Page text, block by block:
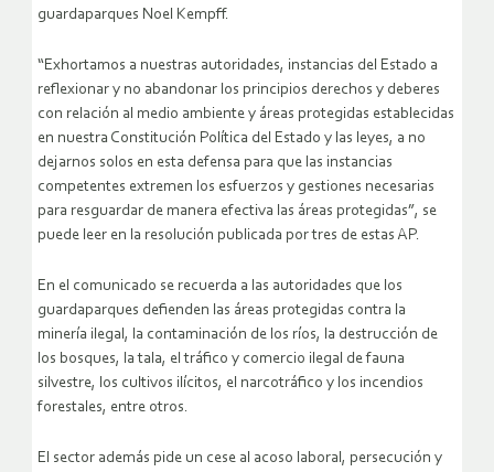
guardaparques Noel Kempff.
“Exhortamos a nuestras autoridades, instancias del Estado a
reflexionar y no abandonar los principios derechos y deberes
con relación al medio ambiente y áreas protegidas establecidas
en nuestra Constitución Política del Estado y las leyes, a no
dejarnos solos en esta defensa para que las instancias
competentes extremen los esfuerzos y gestiones necesarias
para resguardar de manera efectiva las áreas protegidas”, se
puede leer en la resolución publicada por tres de estas AP.
En el comunicado se recuerda a las autoridades que los
guardaparques defienden las áreas protegidas contra la
minería ilegal, la contaminación de los ríos, la destrucción de
los bosques, la tala, el tráfico y comercio ilegal de fauna
silvestre, los cultivos ilícitos, el narcotráfico y los incendios
forestales, entre otros.
El sector además pide un cese al acoso laboral, persecución y